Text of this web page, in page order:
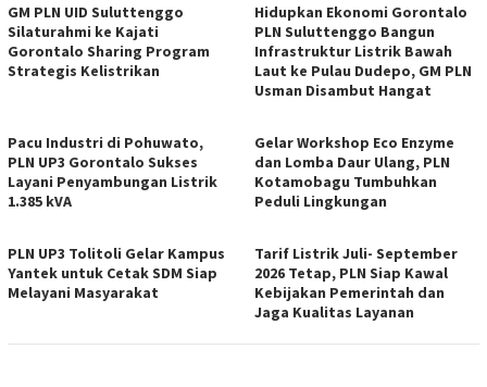
GM PLN UID Suluttenggo
Silaturahmi ke Kajati
Gorontalo Sharing Program
Strategis Kelistrikan
Hidupkan Ekonomi Gorontalo
PLN Suluttenggo Bangun
Infrastruktur Listrik Bawah
Laut ke Pulau Dudepo, GM PLN
Usman Disambut Hangat
Pacu Industri di Pohuwato,
PLN UP3 Gorontalo Sukses
Layani Penyambungan Listrik
1.385 kVA
Gelar Workshop Eco Enzyme
dan Lomba Daur Ulang, PLN
Kotamobagu Tumbuhkan
Peduli Lingkungan
PLN UP3 Tolitoli Gelar Kampus
Yantek untuk Cetak SDM Siap
Melayani Masyarakat
Tarif Listrik Juli- September
2026 Tetap, PLN Siap Kawal
Kebijakan Pemerintah dan
Jaga Kualitas Layanan